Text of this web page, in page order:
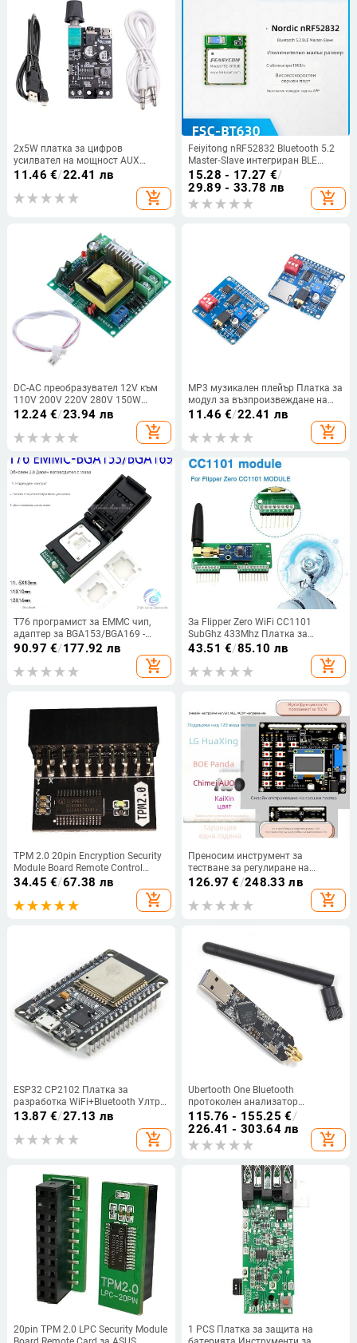
2x5W платка за цифров
усилвател на мощност AUX
високоговорител DC 5V
двуканален стерео домашна
музика Безжичен модул Аудио
AMP Контрол на силата на звука
11.46 €/22.41 лв
add_shopping_cart
Feiyitong nRF52832 Bluetooth 5.2
Master‑Slave интегриран BLE
модул за прозрачно предаване
на серийни данни
15.28 - 17.27 €/
29.89 - 33.78 лв
add_shopping_cart
DC-AC преобразувател 12V към
110V 200V 220V 280V 150W
инвертор Boost Board Dropship
12.24€/23.94 лв
add_shopping_cart
MP3 музикален плейър Платка за
модул за възпроизвеждане на
глас 5W MP3 сериен контрол на
възпроизвеждане SD/TF карта за
Arduino SV5W SV8F
11.46 €/22.41 лв
add_shopping_cart
T76 програмист за EMMC чип,
адаптер за BGA153/BGA169 -
високоскоростно четене и запис
90.97 €/177.92 лв
add_shopping_cart
За Flipper Zero WiFi CC1101
SubGhz 433Mhz Платка за
разработка GPIO CC1101 Модул
Modification
43.51 €/85.10 лв
add_shopping_cart
TPM 2.0 20pin Encryption Security
Module Board Remote Control
TPM1.2 LPC 20 Pin дънни платки
карта за ASUS MSI ASROCK
GIGABYTE
34.45 €/67.38 лв
add_shopping_cart
Преносим инструмент за
тестване за регулиране на
напрежението на логическа
платка (VGH/VGL/VCOM), онлайн
настройка без компютър, офлайн
126.97 €/248.33 лв
add_shopping_cart
ESP32 CP2102 Платка за
разработка WiFi+Bluetooth Ултра-
ниска консумация на енергия
Двуядрен ESP-32 ESP-32S ESP 32
Видео
13.87 €/27.13 лв
add_shopping_cart
Ubertooth One Bluetooth
протоколен анализатор
(модуларна система, IP65,
лабораторен тест, BLE
поддръжка)
115.76 - 155.25 €/
226.41 - 303.64 лв
add_shopping_cart
20pin TPM 2.0 LPC Security Module
1 PCS Платка за защита на